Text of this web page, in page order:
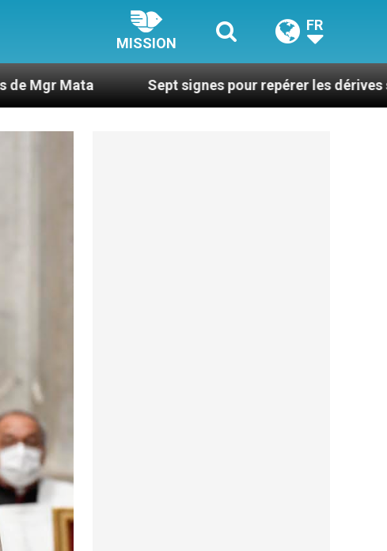
MISSION
FR
Sept signes pour repérer les dérives sectaires du